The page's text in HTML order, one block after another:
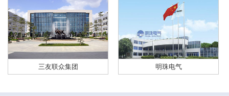
三友联众集团 明珠电气